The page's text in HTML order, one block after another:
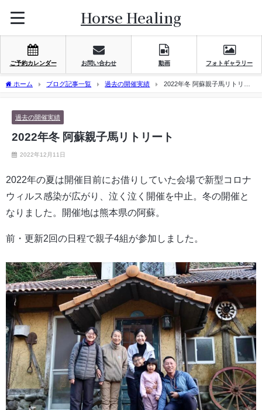
Horse Healing
ご予約カレンダー お問い合わせ 動画 フォトギャラリー
ホーム ブログ記事一覧 過去の開催実績
2022年冬 阿蘇親子馬リトリー
過去の開催実績
2022年冬 阿蘇親子馬リトリート
2022年12月11日
2022年の夏は開催目前にお借りしていた会場で新型コロナ
ウィルス感染が広がり、泣く泣く開催を中止。冬の開催と
なりました。開催地は熊本県の阿蘇。
前・更新2回の日程で親子4組が参加しました。